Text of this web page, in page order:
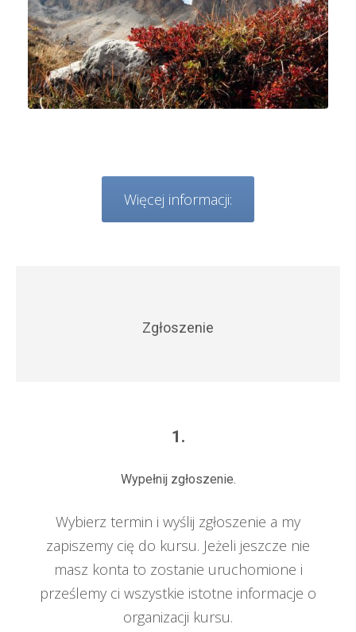
Więcej informacji:
Zgłoszenie
1.
Wypełnij zgłoszenie.
Wybierz termin i wyślij zgłoszenie a my
zapiszemy cię do kursu. Jeżeli jeszcze nie
masz konta to zostanie uruchomione i
prześlemy ci wszystkie istotne informacje o
organizacji kursu.